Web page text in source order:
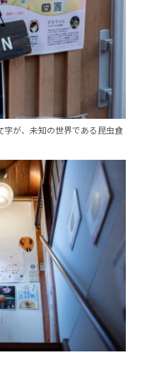
字が、未知の世界である昆虫食